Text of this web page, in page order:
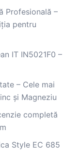
Profesională –
pentru
IT IN5021F0 –
– Cele mai
și Magneziu
completă
Style EC 685